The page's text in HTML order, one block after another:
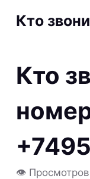
S
p
Кто
Кто
👁